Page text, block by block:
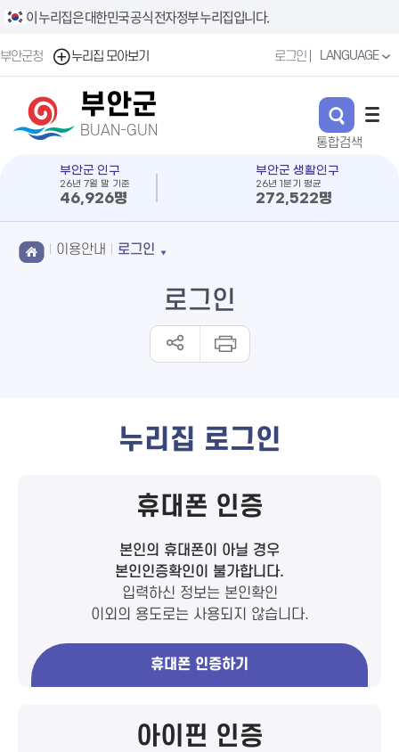
이 누리집은 대한민국 공식 전자정부 누리집입니다.
부안군청 누리집 모아보기 로그인 LANGUAGE
부안군
BUAN-GUN
부안군 인구
26년 7월 말 기준
46,926명
부안군 생활인구
26년 1분기 평균
272,522명
이용안내 로그인
로그인
누리집 로그인
휴대폰 인증
본인의 휴대폰이 아닐 경우
본인인증확인이 불가합니다.
입력하신 정보는 본인확인
이외의 용도로는 사용되지 않습니다.
휴대폰 인증하기
아이핀 인증